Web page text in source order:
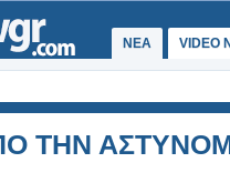
ΝΕΑ VIDEO
ΤΗΝ